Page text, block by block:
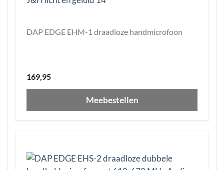
DAP EDGE EHM-1 draadloze handmicrofoon
169,95
Meebestellen